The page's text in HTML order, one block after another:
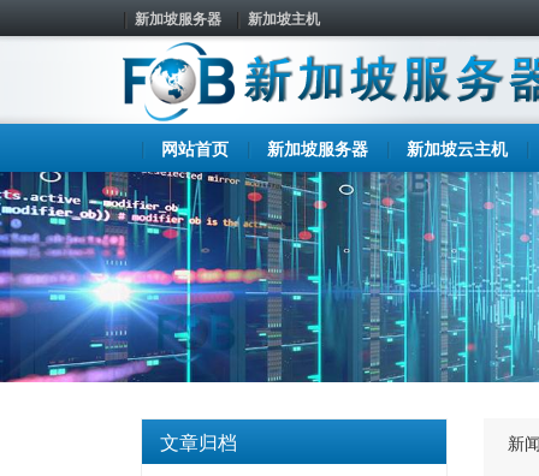
新加坡服务器 新加坡主机
网站首页 新加坡服务器 新加坡云主机
文章归档
新